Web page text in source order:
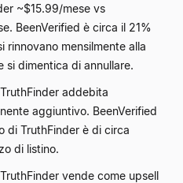
~$15.99/mese vs
BeenVerified è circa il 21%
rinnovano mensilmente alla
si dimentica di annullare.
TruthFinder addebita
aggiuntivo. BeenVerified
di TruthFinder è di circa
di listino.
TruthFinder vende come upsell